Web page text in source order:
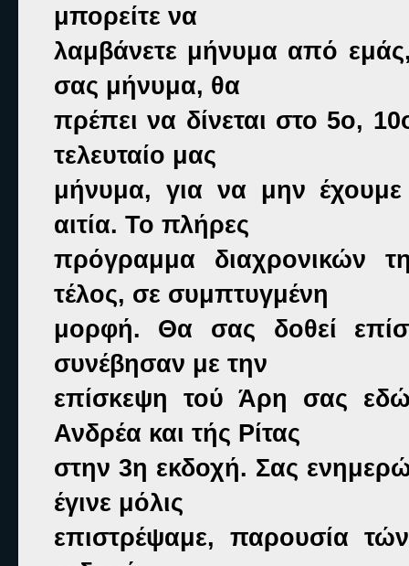
μπορείτε να
λαμβάνετε μήνυμα από
σας μήνυμα, θα
πρέπει να δίνεται στο 5ο,
τελευταίο μας
μήνυμα, για να μην
αιτία. Το πλήρες
πρόγραμμα διαχρονικών
τέλος, σε συμπτυγμένη
μορφή. Θα σας δοθεί
συνέβησαν με την
επίσκεψη τού Άρη σας
Ανδρέα και τής Ρίτας
στην 3η εκδοχή. Σας
έγινε μόλις
επιστρέψαμε, παρουσία